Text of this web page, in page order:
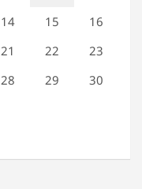
14 15
16
21 22
23
28 29
30